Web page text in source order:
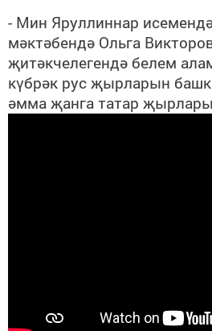
- Мин Яруллиннар
мәктәбендә Ольга
җитәкчелегендә белем
күбрәк рус җырларын
әмма җанга татар